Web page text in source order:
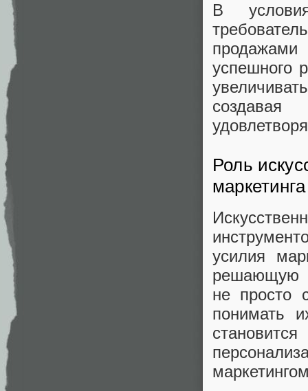
В
успешного
Роль
усилия
решающую
не просто
понимать